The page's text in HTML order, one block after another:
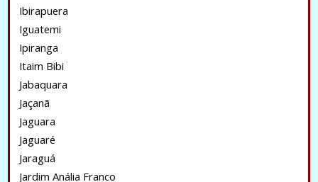
Ibirapuera
Iguatemi
Ipiranga
Itaim Bibi
Jabaquara
Jaçanã
Jaguara
Jaguaré
Jaraguá
Jardim Anália Franco